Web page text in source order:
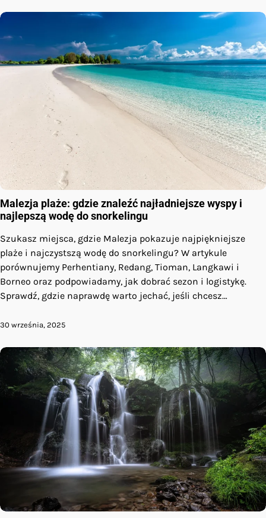
Malezja plaże: gdzie znaleźć najładniejsze wyspy i
najlepszą wodę do snorkelingu
Szukasz miejsca, gdzie Malezja pokazuje najpiękniejsze
plaże i najczystszą wodę do snorkelingu? W artykule
porównujemy Perhentiany, Redang, Tioman, Langkawi i
Borneo oraz podpowiadamy, jak dobrać sezon i logistykę.
Sprawdź, gdzie naprawdę warto jechać, jeśli chcesz…
30 września, 2025